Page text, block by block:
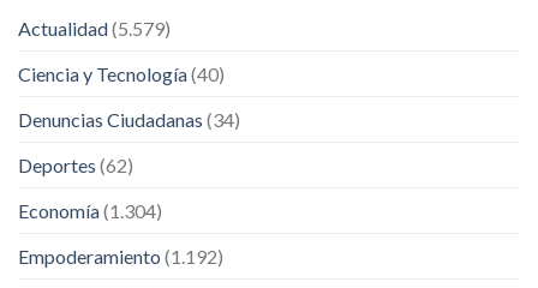
Actualidad(5.579)
Ciencia y Tecnología(40)
Denuncias Ciudadanas (34)
Deportes (62)
Economía(1.304)
Empoderamiento (1.192)